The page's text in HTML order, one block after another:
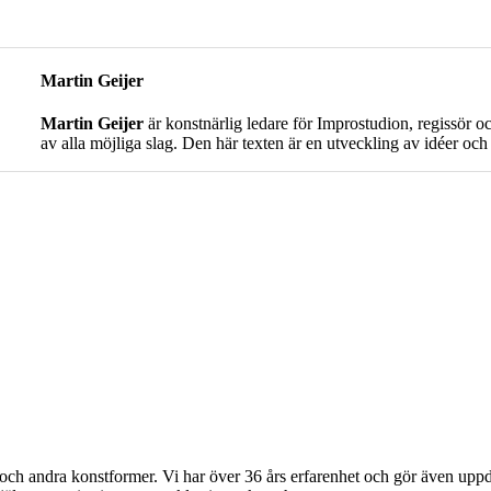
Martin Geijer
Martin Geijerär konstnärlig ledare för Improstudion, regissör
av alla möjliga slag. Den här texten är en utveckling av idéer
andra konstformer. Vi har över 36 års erfarenhet och gör även